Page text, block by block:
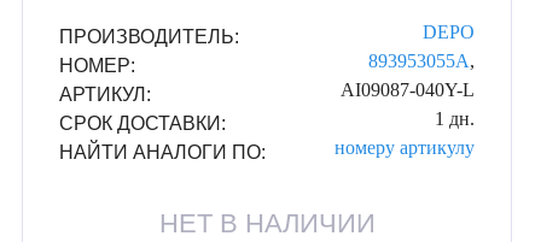
ПРОИЗВОДИТЕЛЬ:
DEPO
НОМЕР:
893953055A,
АРТИКУЛ:
AI09087-040Y-L
СРОК ДОСТАВКИ:
1 дн.
НАЙТИ АНАЛОГИ ПО:
номеру артикулу
НЕТ В НАЛИЧИИ